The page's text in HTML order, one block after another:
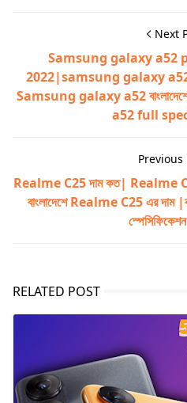
Next
Samsung galaxy a52
2022|samsung galaxy
Samsung galaxy a52
a52 full
Previous
Realme C25 দাম কত|
বাংলাদেশে Realme C25 এর দাম
RELATED POST